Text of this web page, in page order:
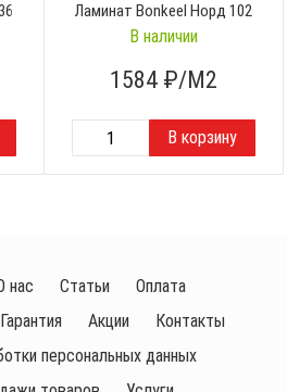
Ламинат Bonkeel Норд 102
В наличии
1584 ₽/М2
нас Статьи
Оплата
Гарантия Акции
Контакты
персональных данных